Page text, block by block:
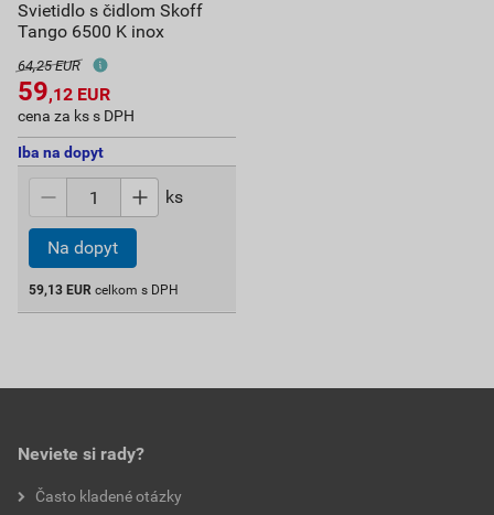
Svietidlo s čidlom Skoff
Tango 6500 K inox
64,25 EUR
59,12 EUR
cena za ks s DPH
Iba na dopyt
ks
Na dopyt
59,13 EUR celkom s DPH
Neviete si rady?
Často kladené otázky